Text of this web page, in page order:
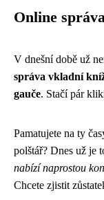
Online
V dnešní době už
správa vkladní
gauče. Stačí pár
Pamatujete na ty
polštář? Dnes už je
nabízí naprostou
Chcete zjistit